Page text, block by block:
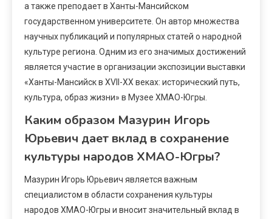
а также преподает в Ханты-Мансийском
государственном университете. Он автор множества
научных публикаций и популярных статей о народной
культуре региона. Одним из его значимых достижений
является участие в организации экспозиции выставки
«Ханты-Мансийск в XVII-XX веках: исторический путь,
культура, образ жизни» в Музее ХМАО-Югры.
Каким образом Мазурин Игорь
Юрьевич дает вклад в сохранение
культуры народов ХМАО-Югры?
Мазурин Игорь Юрьевич является важным
специалистом в области сохранения культуры
народов ХМАО-Югры и вносит значительный вклад в